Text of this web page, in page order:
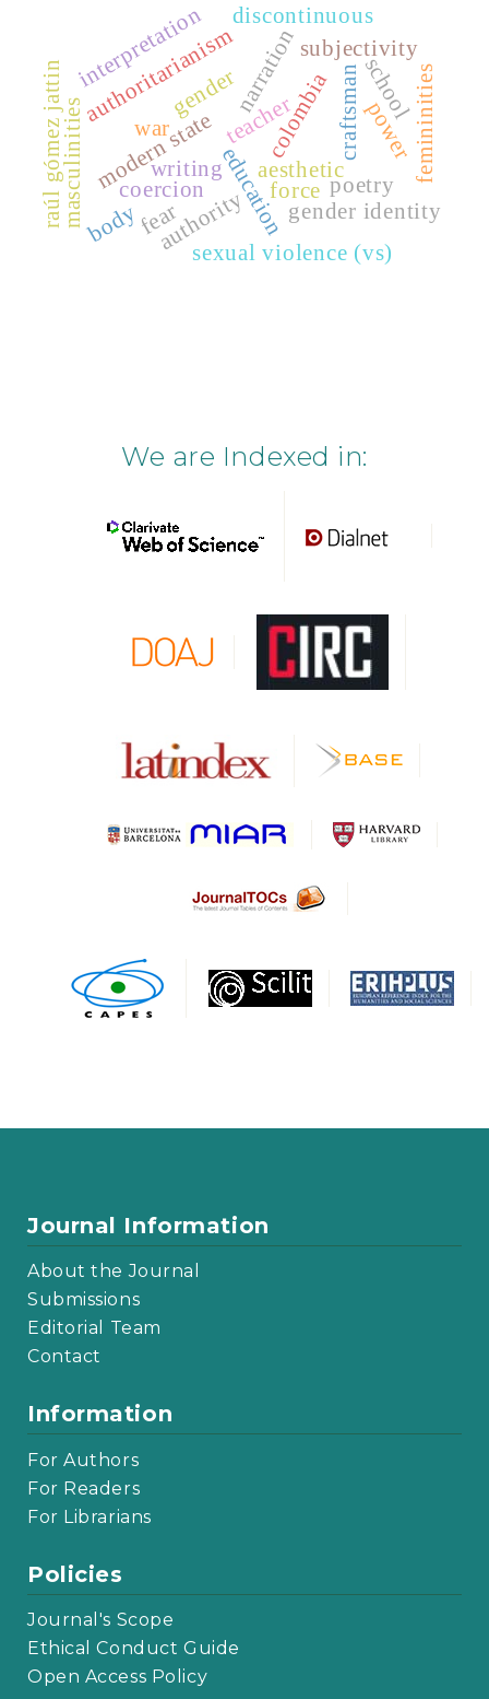
modern state colombia
coercion
war
writing
teacher
educationaesthetic
craftsman
narration
authoritarianism
authority
power
force
fear
sexual violence (vs)
body gender identity
subjectivity
interpretation discontinuous
femininities
masculinities
gender school
raúl gómez jattin poetry
We are Indexed in:
Journal Information
About the Journal
Submissions
Editorial Team
Contact
Information
For Authors
For Readers
For Librarians
Policies
Journal's Scope
Ethical Conduct Guide
Open Access Policy